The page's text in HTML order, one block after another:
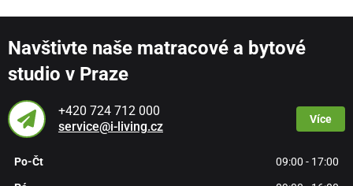
Navštivte naše matracové a bytové
studio v Praze
+420 724 712 000
service@i-living.cz
Více
Po-Čt 09:00 - 17:00